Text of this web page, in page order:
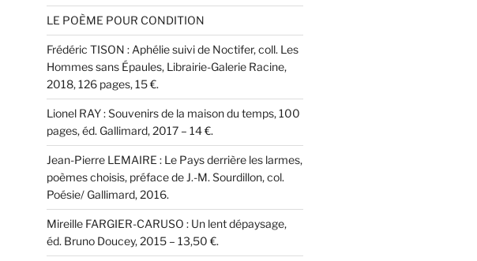
LE POÈME POUR CONDITION
Frédéric TISON : Aphélie suivi de Noctifer, coll. Les
Hommes sans Épaules, Librairie-Galerie Racine,
2018, 126 pages, 15 €.
Lionel RAY : Souvenirs de la maison du temps, 100
pages, éd. Gallimard, 2017 – 14 €.
Jean-Pierre LEMAIRE : Le Pays derrière les larmes,
poèmes choisis, préface de J.-M. Sourdillon, col.
Poésie/ Gallimard, 2016.
Mireille FARGIER-CARUSO : Un lent dépaysage,
éd. Bruno Doucey, 2015 – 13,50 €.